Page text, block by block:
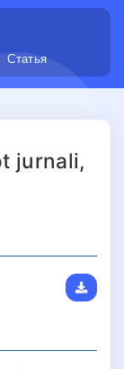
Статья
jurnali,